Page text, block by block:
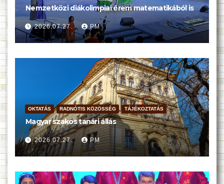
Nemzetközi diákolimpiai érem matematikából is
2026.07.27. PM
OKTATÁS RADNÓTIS KÖZÖSSÉG TÁJÉKOZTATÁS
Magyar szakos tanári állás
2026.07.27. PM